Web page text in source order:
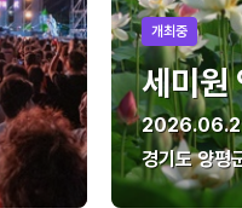
개최중
세미원
경기도 양평